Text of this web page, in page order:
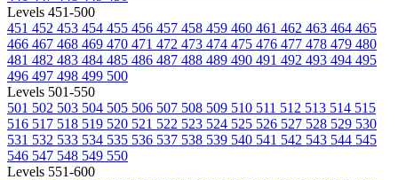
Levels 451-500
451 452 453 454 455 456 457 458 459 460 461 462 463 464 465
466 467 468 469 470 471 472 473 474 475 476 477 478 479 480
481 482 483 484 485 486 487 488 489 490 491 492 493 494 495
496 497 498 499 500
Levels 501-550
501 502 503 504 505 506 507 508 509 510 511 512 513 514 515
516 517 518 519 520 521 522 523 524 525 526 527 528 529 530
531 532 533 534 535 536 537 538 539 540 541 542 543 544 545
546 547 548 549 550
Levels 551-600